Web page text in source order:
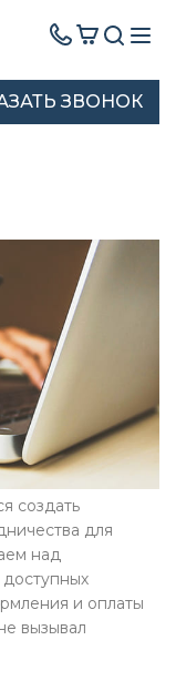
ЗВОНОК
создать
для
над
и оплаты
вызывал